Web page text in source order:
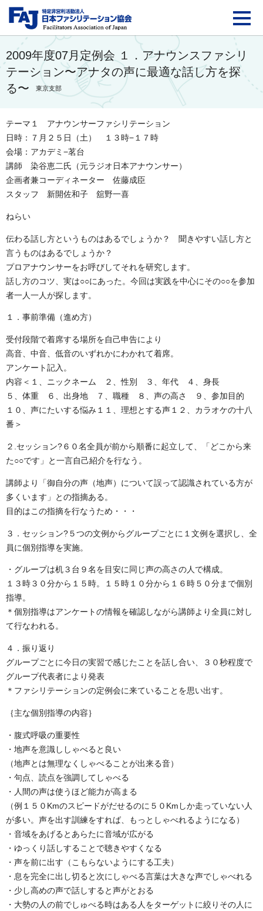
FAJ：特定非営利活動
2009年度07月定例会 １．アナウンスファシリ
テーション〜アナタの声に最適な話し方を探
る〜
東京支部
テーマ１ アナウンサーファシリテーション
日時：７月２５日（土） １３時−１７時
会場：アカデミ−茗台
講師 染谷恵二氏（元ラジオ日本アナウンサー）
企画者兼コーディネーター 佐藤成臣
スタッフ 新開佐和子 舘野一喜
ねらい
伝わる話し方というものはあるでしょうか？ 聞きやすい話し方と
言うものはあるでしょうか？
プロアナウンサーをお呼びしてそれを研究します。
話し方のコツ、実は○○にあった。今回は実践を中心にその○○を参加
者一人一人が探します。
１．事前準備（進め方）
受付段階で着席する場所を自己申告により
高音、中音、低音のいずれかにわかれて着席。
アンケート記入。
内容＜１、ニックネーム ２、性別 ３、年代 ４、身長
５、体重 ６、出身地 ７、職種 ８、声の高さ ９、参加目的
１０、声にたいする悩み１１、理想とする声１２、カラオケの十八
番＞
２.セッション?６０名全員が前から順番に起立して、「どこから来
た○○です」と一言自己紹介を行なう。
講師より「御自分の声（地声）について誤って認識されている方が
多くいます」との指摘ある。
目的はこの指摘を行なうため・・・
３．セッション?５つの文例からグループごとに１文例を選択し、全
員に個別指導を実施。
・グループは机３台９名を目安に同じ声の高さの人で構成。
１３時３０分から１５時。１５時１０分から１６時５０分まで個別
指導。
＊個別指導はアンケートの情報を確認しながら講師より全員に対し
て行なわれる。
４．振り返り
グループごとに今日の実習で感じたことを話し合い、３０秒程度で
グループ代表者により発表
＊ファシリテーションの定例会に来ていることを思い出す。
｛主な個別指導の内容｝
・腹式呼吸の重要性
・地声を意識ししゃべると良い
（地声とは無理なくしゃべることが出来る音）
・句点、読点を強調してしゃべる
・人間の声は使うほど能力が高まる
（例１５０Kmのスピードがだせるのに５０Kmしか走っていない人
が多い。声を出す訓練をすれば、もっとしゃべれるようになる）
・音域をあげるとあらたに音域が広がる
・ゆっくり話しすることで聴きやすくなる
・声を前に出す（こもらないようにする工夫）
・息を完全に出し切ると次にしゃべる言葉は大きな声でしゃべれる
・少し高めの声で話しすると声がとおる
・大勢の人の前でしゅべる時はある人をターゲットに絞りその人に